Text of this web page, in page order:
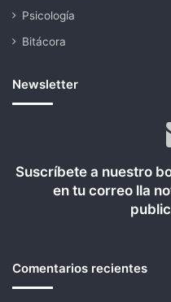
Psicología
Bitácora
Newsletter
Suscríbete a nuestro
en tu correo lla
Comentarios recientes